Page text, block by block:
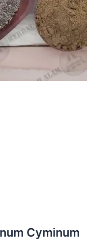
Cyminum